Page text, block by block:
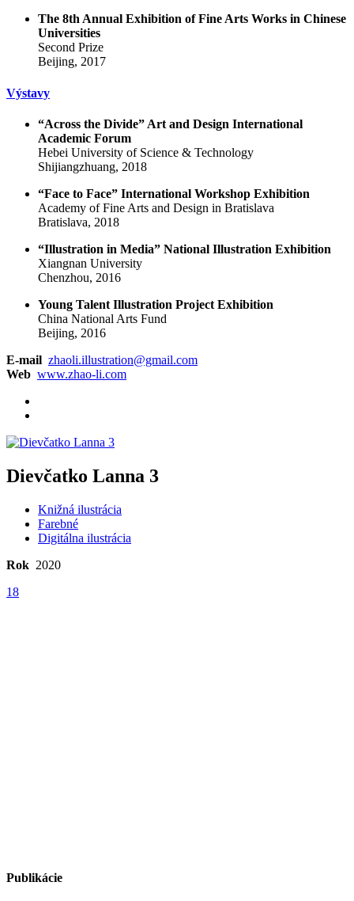
The 8th Annual Exhibition of Fine Arts Works in Chinese
Universities
Second Prize
Beijing, 2017
Výstavy
“Across the Divide” Art and Design International
Academic Forum
Hebei University of Science & Technology
Shijiangzhuang, 2018
“Face to Face” International Workshop Exhibition
Academy of Fine Arts and Design in Bratislava
Bratislava, 2018
“Illustration in Media” National Illustration Exhibition
Xiangnan University
Chenzhou, 2016
Young Talent Illustration Project Exhibition
China National Arts Fund
Beijing, 2016
E-mail zhaoli.illustration@gmail.com
Web www.zhao-li.com
Dievčatko Lanna 3
Knižná ilustrácia
Farebné
Digitálna ilustrácia
Rok 2020
18
Publikácie